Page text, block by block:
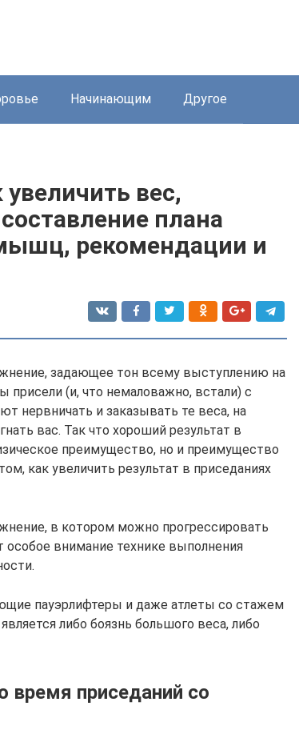
Начинающим Другое
вес,
плана
рекомендации и
задающее тон всему выступлению на
присели (и, что немаловажно, встали) с
нервничать и заказывать те веса, на
вас. Так что хороший результат в
преимущество, но и преимущество
как увеличить результат в приседаниях
в котором можно прогрессировать
особое внимание технике выполнения
пауэрлифтеры и даже атлеты со стажем
либо боязнь большого веса, либо
приседаний со